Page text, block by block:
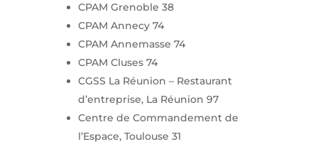
CPAM Grenoble 38
CPAM Annecy 74
CPAM Annemasse 74
CPAM Cluses 74
CGSS La Réunion – Restaurant
d’entreprise, La Réunion 97
Centre de Commandement de
l’Espace, Toulouse 31